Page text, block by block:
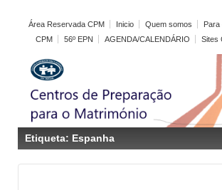
Área Reservada CPM Inicio Quem somos Para
CPM
56º EPN AGENDA/CALENDÁRIO Sites
Etiqueta: Espanha